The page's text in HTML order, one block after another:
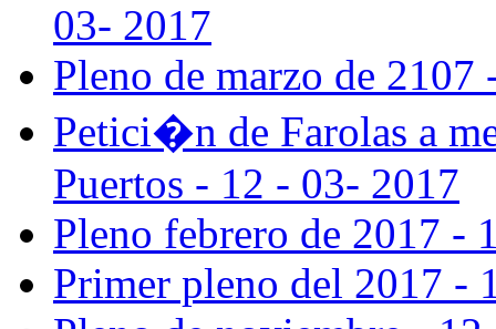
03- 2017
Pleno de marzo de
Petici�n de Farolas a
Puertos - 12 - 03- 2017
Pleno febrero de 2017 -
Primer pleno del 2017 -